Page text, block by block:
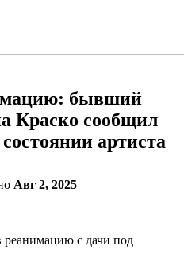
бывший
Краско сообщил
артиста
Авг 2, 2025
реанимацию с дачи под